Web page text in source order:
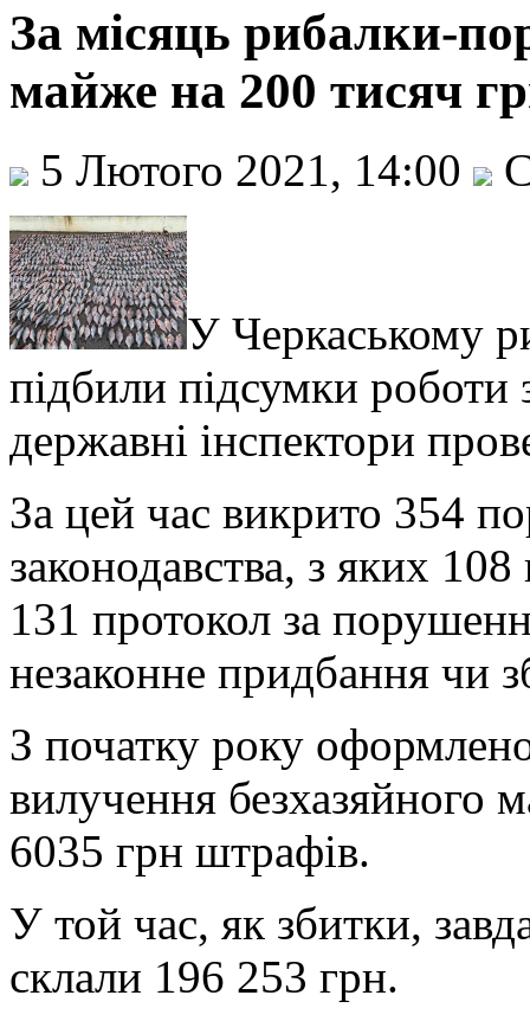
За місяць рибалки-
майже на 200 тисяч
5 Лютого 2021, 14:00
У Черкаському
підбили підсумки роботи
державні інспектори
За цей час викрито 354
законодавства, з яких
131 протокол за
незаконне придбання чи
З початку року
вилучення безхазяйного
6035 грн штрафів.
У той час, як збитки,
склали 196 253 грн.